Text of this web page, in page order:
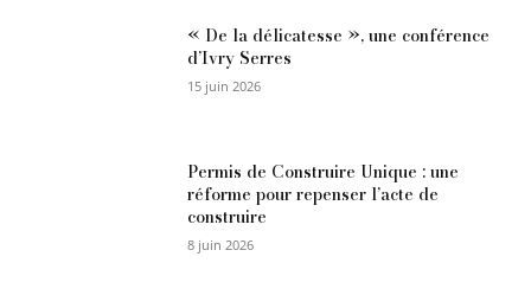
« De la délicatesse », une conférence
d’Ivry Serres
15 juin 2026
Permis de Construire Unique : une
réforme pour repenser l’acte de
construire
8 juin 2026